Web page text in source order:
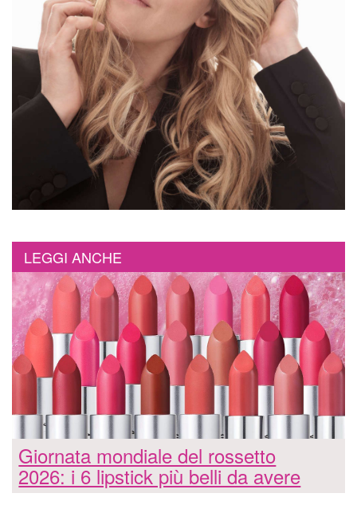
LEGGI ANCHE
Giornata mondiale del rossetto
2026: i 6 lipstick più belli da avere